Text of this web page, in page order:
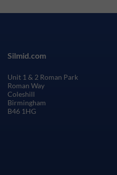
Silmid.com
Unit 1 & 2 Roman Park
Roman Way
Coleshill
Birmingham
B46 1HG